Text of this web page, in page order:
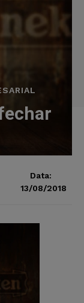
Data:
13/08/2018